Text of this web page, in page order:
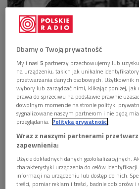
Karolina Cicha&Sw@da Foto: mat. promocyjne
Połączyły ich podobne doświadczenia
„podlaskości” oraz chęć tworzenia
do pozytywnego przeżywania świata. –
zwykle od instrumentalnych
opartych na bicie perkusyjnym i linii
zsamplowanym motywie
– Ja dobierałam melodię tradycyjną
zamieszkującej województwo podlaskie
tekst, który ubierałam w melodię.
iż czasy nastały bardzo smutne –
Dbamy o Twoją prywatność
My i nasi 5 partnerzy przechowujemy lub
na urządzeniu, takich jak unikalne
przetwarzania danych osobowych. Użytkownik
wybory lub zarządzać nimi, klikając poniżej, jak
prawa do sprzeciwu na podstawie prawnie
dowolnym momencie na stronie polityki
sygnalizowane naszym partnerom i nie będą
przeglądania.
Polityka prywatności
Wraz z naszymi partnerami
zapewnienia:
Użycie dokładnych danych geolokalizacyjnych.
charakterystyki urządzenia do celów
informacji na urządzeniu lub dostęp do nich.
treści, pomiar reklam i treści, badnie odbiorców i